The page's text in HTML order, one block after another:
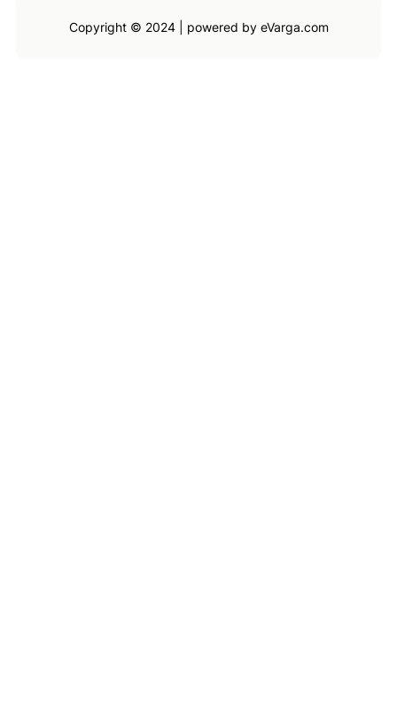
Copyright © 2024 | powered by eVarga.com